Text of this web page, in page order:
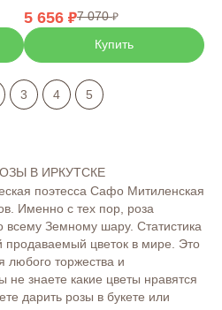
5 656
7 070
Купить
3 4 5
В ИРКУТСКЕ
поэтесса Сафо Митиленская
Именно с тех пор, роза
Земному шару. Статистика
продаваемый цветок в мире. Это
любого торжества и
знаете какие цветы нравятся
дарить розы в букете или